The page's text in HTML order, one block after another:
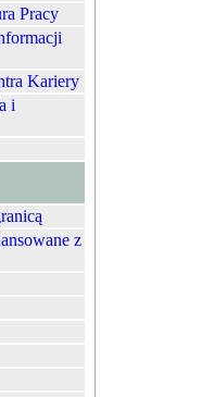
Pracy
Kariery
i
z